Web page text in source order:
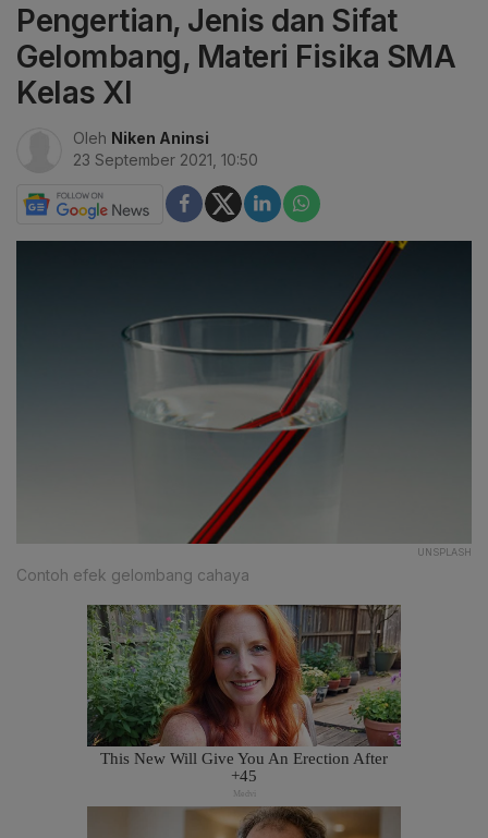
Pengertian, Jenis dan Sifat
Gelombang, Materi Fisika SMA
Kelas XI
Oleh Niken Aninsi
23 September 2021, 10:50
UNSPLASH
Contoh efek gelombang cahaya